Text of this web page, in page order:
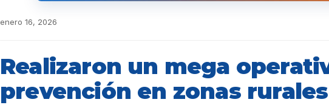
enero 16, 2026
Realizaron un mega
prevención en zonas